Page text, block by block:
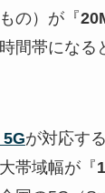
の）が『
間帯になる
が対応す
帯域幅が『